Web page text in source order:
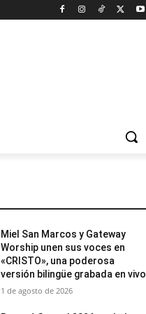
Miel San Marcos y Gateway
Worship unen sus voces en
«CRISTO», una poderosa
versión bilingüe grabada en vivo
1 de agosto de 2026